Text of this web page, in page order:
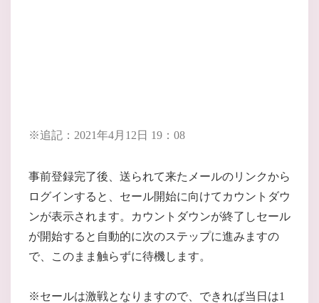
※追記：2021年4月12日 19：08
事前登録完了後、送られて来たメールのリンクから
ログインすると、セール開始に向けてカウントダウ
ンが表示されます。カウントダウンが終了しセール
が開始すると自動的に次のステップに進みますの
で、このまま触らずに待機します。
※セールは激戦となりますので、できれば当日は1